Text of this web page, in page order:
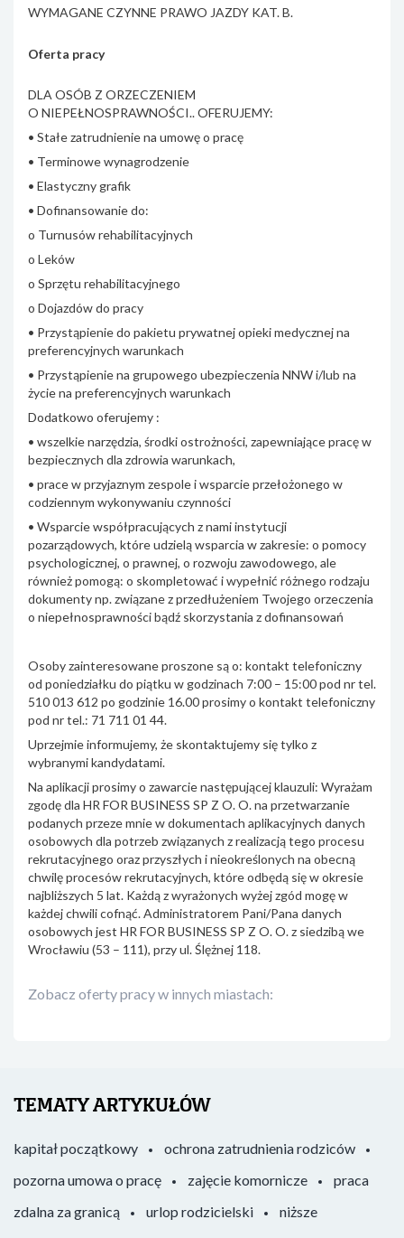
WYMAGANE CZYNNE PRAWO JAZDY KAT. B.
Oferta pracy
DLA OSÓB Z ORZECZENIEM
O NIEPEŁNOSPRAWNOŚCI.. OFERUJEMY:
• Stałe zatrudnienie na umowę o pracę
• Terminowe wynagrodzenie
• Elastyczny grafik
• Dofinansowanie do:
o Turnusów rehabilitacyjnych
o Leków
o Sprzętu rehabilitacyjnego
o Dojazdów do pracy
• Przystąpienie do pakietu prywatnej opieki medycznej na
preferencyjnych warunkach
• Przystąpienie na grupowego ubezpieczenia NNW i/lub na
życie na preferencyjnych warunkach
Dodatkowo oferujemy :
• wszelkie narzędzia, środki ostrożności, zapewniające pracę w
bezpiecznych dla zdrowia warunkach,
• prace w przyjaznym zespole i wsparcie przełożonego w
codziennym wykonywaniu czynności
• Wsparcie współpracujących z nami instytucji
pozarządowych, które udzielą wsparcia w zakresie: o pomocy
psychologicznej, o prawnej, o rozwoju zawodowego, ale
również pomogą: o skompletować i wypełnić różnego rodzaju
dokumenty np. związane z przedłużeniem Twojego orzeczenia
o niepełnosprawności bądź skorzystania z dofinansowań
Osoby zainteresowane proszone są o: kontakt telefoniczny
od poniedziałku do piątku w godzinach 7:00 – 15:00 pod nr tel.
510 013 612 po godzinie 16.00 prosimy o kontakt telefoniczny
pod nr tel.: 71 711 01 44.
Uprzejmie informujemy, że skontaktujemy się tylko z
wybranymi kandydatami.
Na aplikacji prosimy o zawarcie następującej klauzuli: Wyrażam
zgodę dla HR FOR BUSINESS SP Z O. O. na przetwarzanie
podanych przeze mnie w dokumentach aplikacyjnych danych
osobowych dla potrzeb związanych z realizacją tego procesu
rekrutacyjnego oraz przyszłych i nieokreślonych na obecną
chwilę procesów rekrutacyjnych, które odbędą się w okresie
najbliższych 5 lat. Każdą z wyrażonych wyżej zgód mogę w
każdej chwili cofnąć. Administratorem Pani/Pana danych
osobowych jest HR FOR BUSINESS SP Z O. O. z siedzibą we
Wrocławiu (53 – 111), przy ul. Ślężnej 118.
Zobacz oferty pracy w innych miastach:
TEMATY ARTYKUŁÓW
kapitał początkowy
ochrona zatrudnienia rodziców
pozorna umowa o pracę
zajęcie komornicze
praca
zdalna za granicą
urlop rodzicielski
niższe